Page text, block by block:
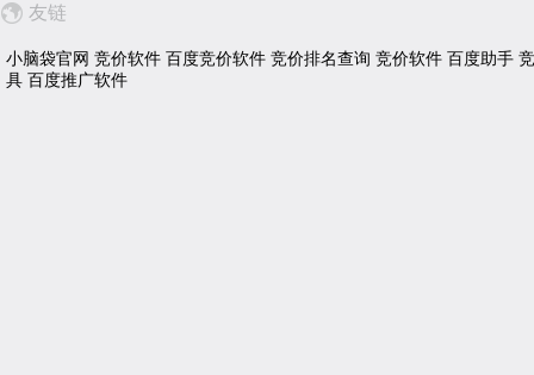
友链
小脑袋官网 竞价软件 百度竞价软件 竞价排名查询 竞价软件 百度助手
具 百度推广软件